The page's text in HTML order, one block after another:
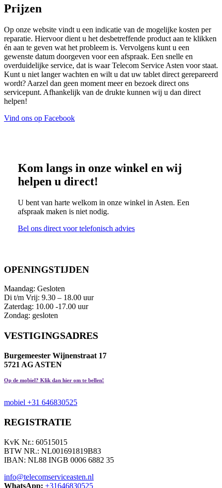
Prijzen
Op onze website vindt u een indicatie van de mogelijke kosten per
reparatie. Hiervoor dient u het desbetreffende product aan te klikken
én aan te geven wat het probleem is. Vervolgens kunt u een
gewenste datum doorgeven voor een afspraak. Een snelle en
overduidelijke service, dat is waar Telecom Service Asten voor staat.
Kunt u niet langer wachten en wilt u dat uw tablet direct gerepareerd
wordt? Aarzel dan geen moment meer en bezoek direct ons
servicepunt. Afhankelijk van de drukte kunnen wij u dan direct
helpen!
Vind ons op Facebook
Kom langs in onze winkel en wij
helpen u direct!
U bent van harte welkom in onze winkel in Asten. Een
afspraak maken is niet nodig.
Bel ons direct voor telefonisch advies
OPENINGSTIJDEN
Maandag: Gesloten
Di t/m Vrij: 9.30 – 18.00 uur
Zaterdag: 10.00 -17.00 uur
Zondag: gesloten
VESTIGINGSADRES
Burgemeester Wijnenstraat 17
5721 AG ASTEN
Op de mobiel? Klik dan hier om te bellen!
mobiel +31 646830525
REGISTRATIE
KvK Nr.: 60515015
BTW NR.: NL001691819B83
IBAN: NL88 INGB 0006 6882 35
info@telecomserviceasten.nl
WhatsApp: +31646830525